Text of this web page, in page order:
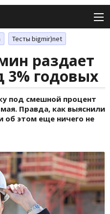
Тесты bigmir)net
раздает
3% годовых
под смешной процент
Правда, как выяснили
этом еще ничего не